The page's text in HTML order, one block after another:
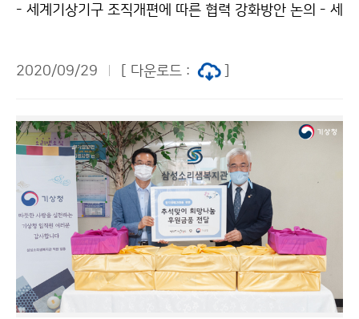
- 세계기상기구 조직개편에 따른 협력 강화방안 논의 - 세
기구 집행이사회’에 온라인 화상회의로 28일 참석하였습
한 기상예보서비스의 중요성을 인식하고, 현재 진행 중인
세계기상기구 조직개편 후속 작업과 2021년 예정인 세
계기상기구 특별총회 준비사항을 중점적으로 다룹니다.
2020/09/29 [ 다운로드 :